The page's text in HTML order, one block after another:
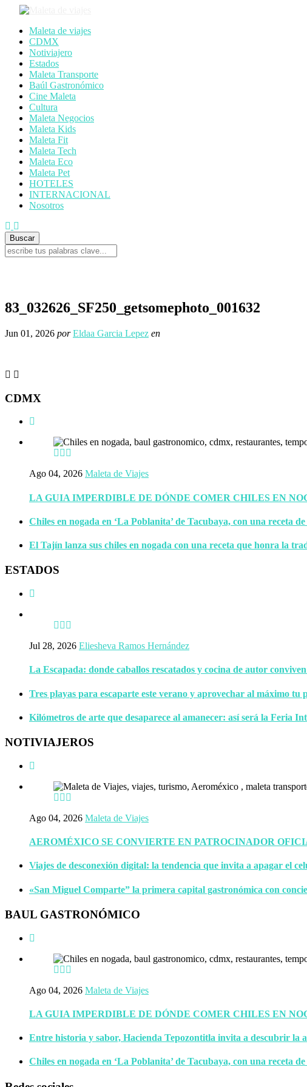
Maleta de viajes
CDMX
Notiviajero
Estados
Maleta Transporte
Baúl Gastronómico
Cine Maleta
Cultura
Maleta Negocios
Maleta Kids
Maleta Fit
Maleta Tech
Maleta Eco
Maleta Pet
HOTELES
INTERNACIONAL
Nosotros
83_032626_SF250_getsomephoto_001632
Jun 01, 2026 por Eldaa Garcia Lepez en
CDMX
Ago 04, 2026 Maleta de Viajes
LA GUIA IMPERDIBLE DE DÓNDE COMER CHILES EN
Chiles en nogada en ‘La Poblanita’ de Tacubaya, con una receta de
El Tajín lanza sus chiles en nogada con una receta que honra la
ESTADOS
Jul 28, 2026 Eliesheva Ramos Hernández
La Escapada: donde caballos rescatados y cocina de autor
Tres playas para escaparte este verano y aprovechar al máximo tu
Kilómetros de arte que desaparece al amanecer: así será la Feria
NOTIVIAJEROS
Ago 04, 2026 Maleta de Viajes
AEROMÉXICO SE CONVIERTE EN PATROCINADOR
Viajes de desconexión digital: la tendencia que invita a apagar el
«San Miguel Comparte” la primera capital gastronómica con
BAUL GASTRONÓMICO
Ago 04, 2026 Maleta de Viajes
LA GUIA IMPERDIBLE DE DÓNDE COMER CHILES EN
Entre historia y sabor, Hacienda Tepozontitla invita a descubrir la
Chiles en nogada en ‘La Poblanita’ de Tacubaya, con una receta de